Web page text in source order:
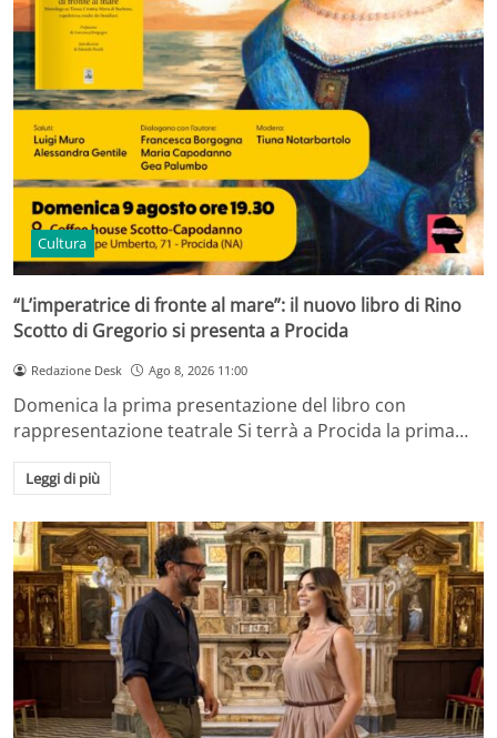
Cultura
“L’imperatrice di fronte al mare”: il nuovo libro di Rino
Scotto di Gregorio si presenta a Procida
Redazione Desk Ago 8, 2026 11:00
Domenica la prima presentazione del libro con
rappresentazione teatrale Si terrà a Procida la prima…
Leggi di più